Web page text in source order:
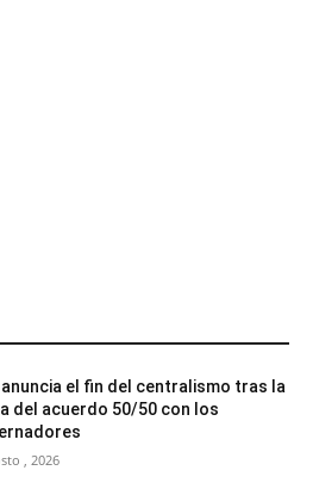
anuncia el fin del centralismo tras la
del acuerdo 50/50 con los
, 2026